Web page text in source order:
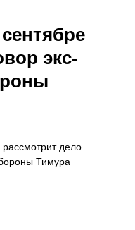
экс-
дело
Тимура